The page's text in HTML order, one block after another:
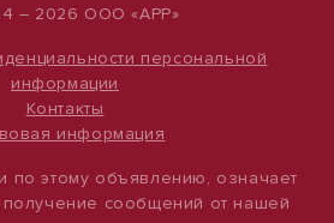
– 2026 ООО «АРР»
персональной
информации
Контакты
информация
по этому объявлению, означает
сообщений от нашей